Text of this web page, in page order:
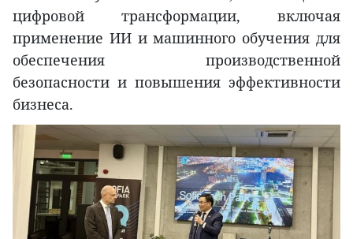
цифровой трансформации, включая
применение ИИ и машинного обучения для
обеспечения производственной
безопасности и повышения эффективности
бизнеса.